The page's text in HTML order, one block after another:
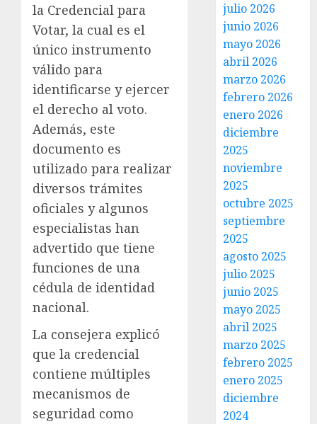
la Credencial para
Votar, la cual es el
único instrumento
válido para
identificarse y ejercer
el derecho al voto.
Además, este
documento es
utilizado para realizar
diversos trámites
oficiales y algunos
especialistas han
advertido que tiene
funciones de una
cédula de identidad
nacional.
La consejera explicó
que la credencial
contiene múltiples
mecanismos de
seguridad como
julio 2026
junio 2026
mayo 2026
abril 2026
marzo 2026
febrero 2026
enero 2026
diciembre
2025
noviembre
2025
octubre 2025
septiembre
2025
agosto 2025
julio 2025
junio 2025
mayo 2025
abril 2025
marzo 2025
febrero 2025
enero 2025
diciembre
2024